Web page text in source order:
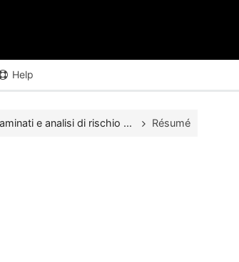
Help
e analisi di rischio ... Résumé